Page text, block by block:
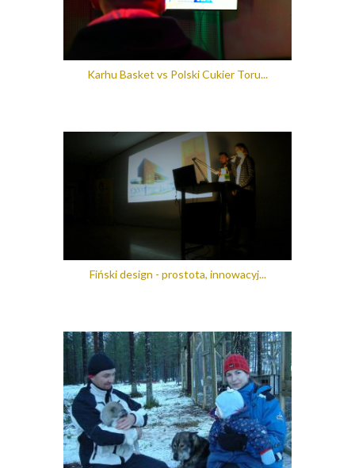
Karhu Basket​ vs Polski Cukier Toru...
Fiński design - prostota, innowacyj...